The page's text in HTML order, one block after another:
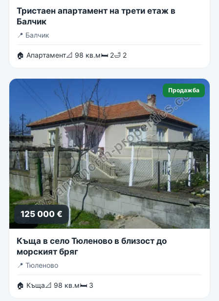
Тристаен апартамент на трети етаж в
Балчик
📍 Балчик
🏠 Апартамент📐 98 кв.м🛏 2🛁 2
Продажба
125 000 €
Къща в село Тюленово в близост до
морският бряг
📍 Тюленово
🏠 Къща📐 98 кв.м🛏 3